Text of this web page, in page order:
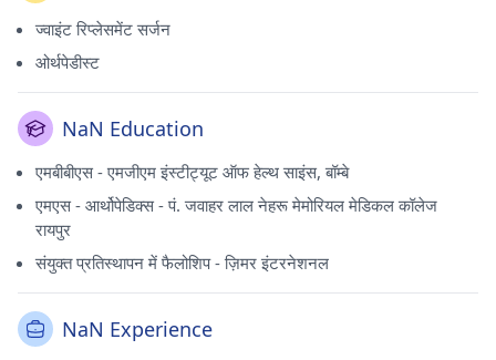
ज्वाइंट रिप्लेसमेंट सर्जन
ओर्थपेडीस्ट
NaN Education
एमबीबीएस - एमजीएम इंस्टीट्यूट ऑफ हेल्थ साइंस, बॉम्बे
एमएस - आर्थोपेडिक्स - पं. जवाहर लाल नेहरू मेमोरियल मेडिकल कॉलेज
रायपुर
संयुक्त प्रतिस्थापन में फैलोशिप - ज़िमर इंटरनेशनल
NaN Experience